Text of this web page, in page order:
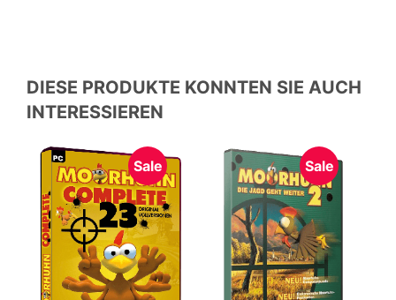
DIESE PRODUKTE KONNTEN SIE AUCH
INTERESSIEREN
Sale Sale